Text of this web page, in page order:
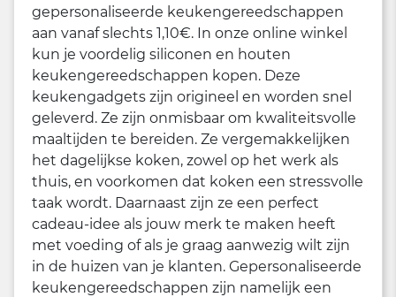
gepersonaliseerde keukengereedschappen
aan vanaf slechts 1,10€. In onze online winkel
kun je voordelig siliconen en houten
keukengereedschappen kopen. Deze
keukengadgets zijn origineel en worden snel
geleverd. Ze zijn onmisbaar om kwaliteitsvolle
maaltijden te bereiden. Ze vergemakkelijken
het dagelijkse koken, zowel op het werk als
thuis, en voorkomen dat koken een stressvolle
taak wordt. Daarnaast zijn ze een perfect
cadeau-idee als jouw merk te maken heeft
met voeding of als je graag aanwezig wilt zijn
in de huizen van je klanten. Gepersonaliseerde
keukengereedschappen zijn namelijk een